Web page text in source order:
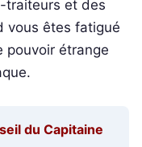
traiteurs et des
vous êtes fatigué
pouvoir étrange
du Capitaine